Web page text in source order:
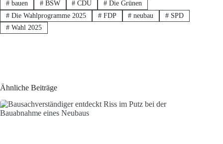
#bauen #BSW # CDU # Die Grünen
#Die Wahlprogramme 2025 #FDP # neubau # SPD
#Wahl 2025
Ähnliche Beiträge